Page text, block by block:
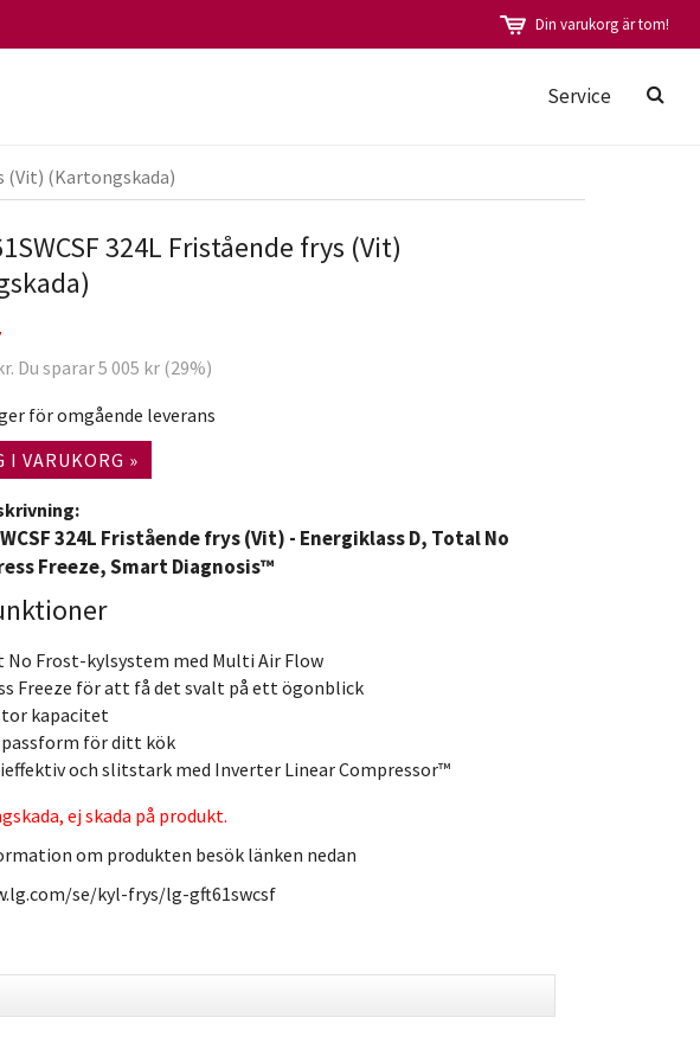
Din varukorg är tom!
Service
(Vit) (Kartongskada)
324L Fristående frys (Vit)
Du sparar 5 005 kr (29%)
för omgående leverans
I VARUKORG »
324L Fristående frys (Vit) - Energiklass D, Total No
Freeze, Smart Diagnosis™
Frost-kylsystem med Multi Air Flow
Freeze för att få det svalt på ett ögonblick
kapacitet
passform för ditt kök
och slitstark med Inverter Linear Compressor™
ej skada på produkt.
om produkten besök länken nedan
se/kyl-frys/lg-gft61swcsf